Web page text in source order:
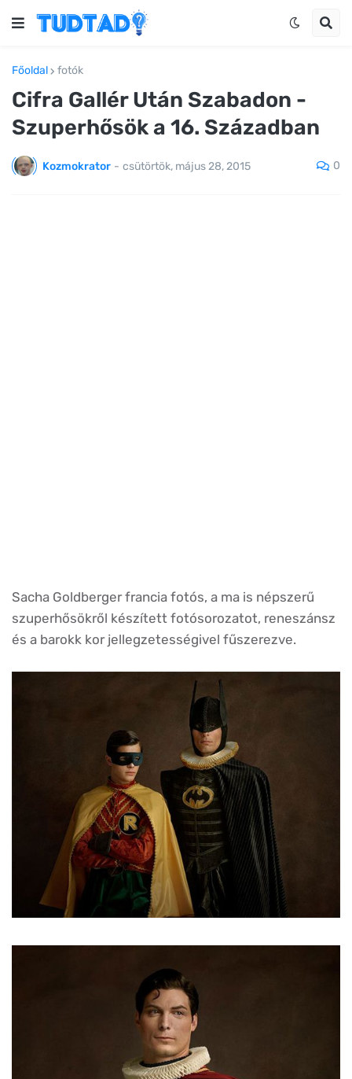
Főoldal fotók
Cifra Gallér Után Szabadon -
Szuperhősök a 16. Században
Kozmokrator - csütörtök, május 28, 2015 0
Sacha Goldberger francia fotós, a ma is népszerű
szuperhősökről készített fotósorozatot, reneszánsz
és a barokk kor jellegzetességivel fűszerezve.